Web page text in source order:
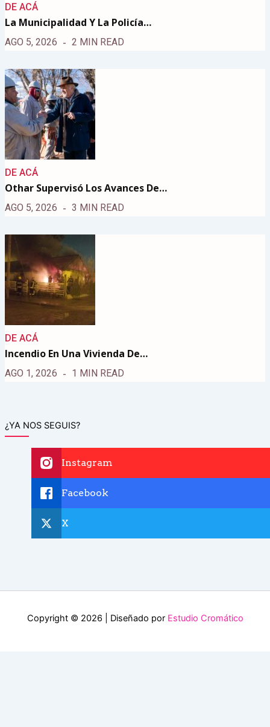
DE ACÁ
La Municipalidad Y La Policía…
AGO 5, 2026 2 MIN READ
DE ACÁ
Othar Supervisó Los Avances De…
AGO 5, 2026 3 MIN READ
DE ACÁ
Incendio En Una Vivienda De…
AGO 1, 2026 1 MIN READ
¿YA NOS SEGUIS?
Instagram
Facebook
X
Copyright © 2026 | Diseñado por Estudio Cromático